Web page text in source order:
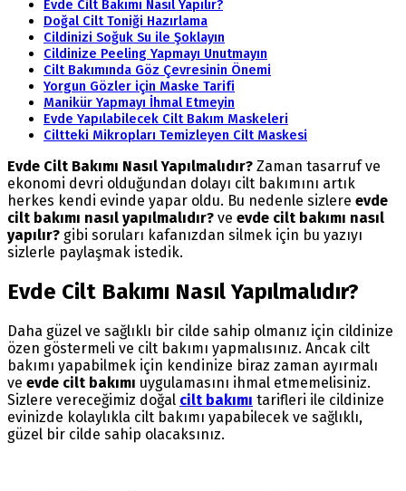
Evde Cilt Bakımı Nasıl Yapılır?
Doğal Cilt Toniği Hazırlama
Cildinizi Soğuk Su ile Şoklayın
Cildinize Peeling Yapmayı Unutmayın
Cilt Bakımında Göz Çevresinin Önemi
Yorgun Gözler için Maske Tarifi
Manikür Yapmayı İhmal Etmeyin
Evde Yapılabilecek Cilt Bakım Maskeleri
Ciltteki Mikropları Temizleyen Cilt Maskesi
Evde Cilt Bakımı Nasıl Yapılmalıdır? Zaman tasarruf ve
ekonomi devri olduğundan dolayı cilt bakımını artık
herkes kendi evinde yapar oldu. Bu nedenle sizlere evde
cilt bakımı nasıl yapılmalıdır? ve evde cilt bakımı nasıl
yapılır? gibi soruları kafanızdan silmek için bu yazıyı
sizlerle paylaşmak istedik.
Evde Cilt Bakımı Nasıl Yapılmalıdır?
Daha güzel ve sağlıklı bir cilde sahip olmanız için cildinize
özen göstermeli ve cilt bakımı yapmalısınız. Ancak cilt
bakımı yapabilmek için kendinize biraz zaman ayırmalı
ve evde cilt bakımı uygulamasını ihmal etmemelisiniz.
Sizlere vereceğimiz doğal cilt bakımı tarifleri ile cildinize
evinizde kolaylıkla cilt bakımı yapabilecek ve sağlıklı,
güzel bir cilde sahip olacaksınız.